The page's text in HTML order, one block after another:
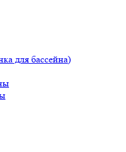
для бассейна)